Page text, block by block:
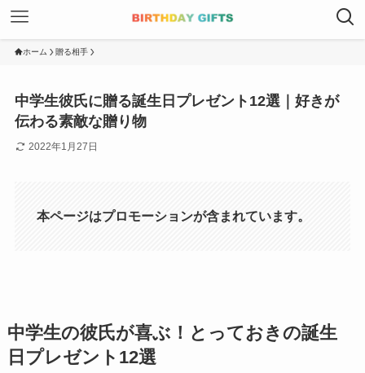
ホーム 贈る相手
中学生彼氏に贈る誕生日プレゼント12選｜好きが
伝わる素敵な贈り物
2022年1月27日
本ページはプロモーションが含まれています。
中学生の彼氏が喜ぶ！とっておきの誕生
日プレゼント12選